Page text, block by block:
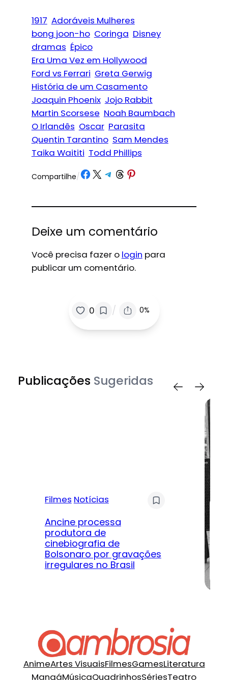
1917 Adoráveis Mulheres
bong joon-ho Coringa Disney
dramas Épico
Era Uma Vez em Hollywood
Ford vs Ferrari Greta Gerwig
História de um Casamento
Joaquin Phoenix Jojo Rabbit
Martin Scorsese Noah Baumbach
O Irlandês Oscar Parasita
Quentin Tarantino Sam Mendes
Taika Waititi Todd Phillips
Compartilhe/Share on Facebook
Share on X Share on Telegram
Share on Threads
Share on Pinterest
Deixe um comentário
Você precisa fazer o login para
publicar um comentário.
0 / 0%
Publicações Sugeridas
Filmes Notícias
Ancine processa
produtora de
cinebiografia de
Bolsonaro por gravações
irregulares no Brasil
AnimeArtes VisuaisFilmesGamesLiteratura
MangáMúsicaQuadrinhosSériesTeatro